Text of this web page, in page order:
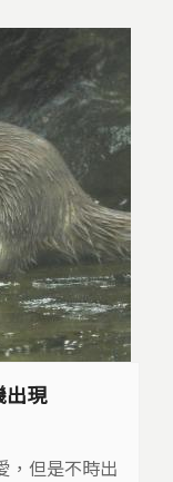
出現
，但是不時出